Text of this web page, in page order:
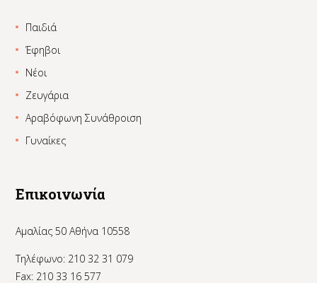
Παιδιά
Έφηβοι
Νέοι
Ζευγάρια
Αραβόφωνη Συνάθροιση
Γυναίκες
Επικοινωνία
Αμαλίας 50 Αθήνα 10558
Τηλέφωνο: 210 32 31 079
Fax: 210 33 16 577